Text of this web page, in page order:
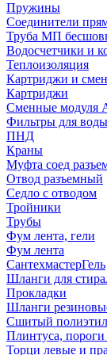
Пружины
Соединители
Труба МП
Водосчетчики и
Теплоизоляция
Картриджи и
Картриджи
Сменные модуля
Фильтры для
ПНД
Краны
Муфта соед
Отвод разъемный
Седло с отводом
Тройники
Трубы
Фум лента, гели
Фум лента
СантехмастерГель
Шланги для
Прокладки
Шланги
Сшитый
Плинтуса,
Торци левые и